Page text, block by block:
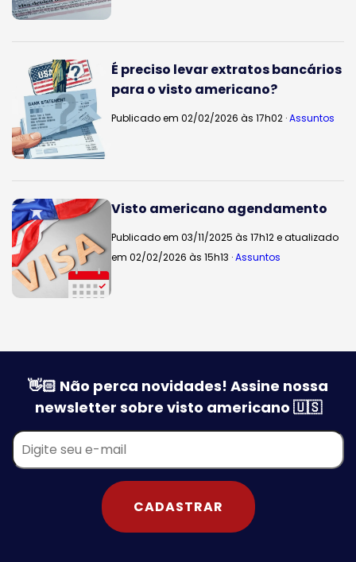
É preciso levar extratos bancários
para o visto americano?
Publicado em 02/02/2026 às 17h02 ·Assuntos
Visto americano agendamento
Publicado em 03/11/2025 às 17h12 e atualizado
em 02/02/2026 às 15h13 ·Assuntos
👋🏻 Não perca novidades! Assine nossa
newsletter sobre visto americano 🇺🇸
CADASTRAR